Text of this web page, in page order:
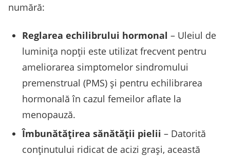
numără:
Reglarea echilibrului hormonal – Uleiul de
luminița nopții este utilizat frecvent pentru
ameliorarea simptomelor sindromului
premenstrual (PMS) și pentru echilibrarea
hormonală în cazul femeilor aflate la
menopauză.
Îmbunătățirea sănătății pielii – Datorită
conținutului ridicat de acizi grași, această